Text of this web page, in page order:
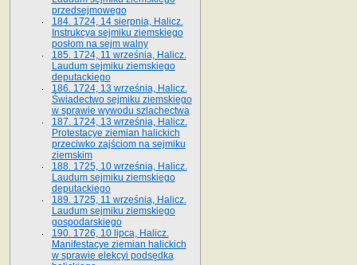
przedsejmowego
184. 1724, 14 sierpnia, Halicz.
Instrukcya sejmiku ziemskiego
posłom na sejm walny
185. 1724, 11 września, Halicz.
Laudum sejmiku ziemskiego
deputackiego
186. 1724, 13 września, Halicz.
Świadectwo sejmiku ziemskiego
w sprawie wywodu szlachectwa
187. 1724, 13 września, Halicz.
Protestacye ziemian halickich
przeciwko zajściom na sejmiku
ziemskim
188. 1725, 10 września, Halicz.
Laudum sejmiku ziemskiego
deputackiego
189. 1725, 11 września, Halicz.
Laudum sejmiku ziemskiego
gospodarskiego
190. 1726, 10 lipca, Halicz.
Manifestacye ziemian halickich
w sprawie elekcyi podsędka